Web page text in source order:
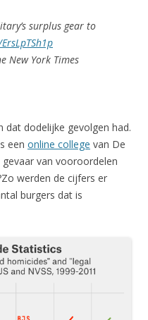
surplus gear to
New York Times
dat dodelijke gevolgen had.
een online college van De
van vooroordelen
werden de cijfers er
burgers dat is